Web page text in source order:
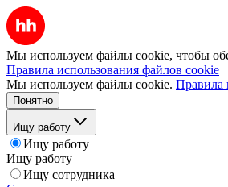
Мы используем файлы cookie, чтобы
Правила использования файлов cookie
Мы используем файлы cookie. Правила
Понятно
Ищу работу
Ищу работу
Ищу работу
Ищу сотрудника